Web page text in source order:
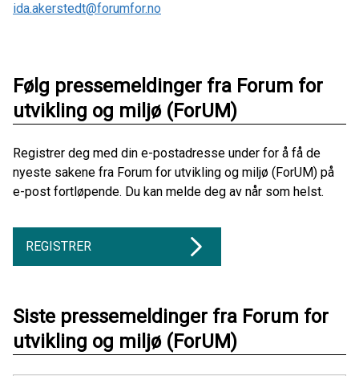
ida.akerstedt@forumfor.no
Følg pressemeldinger fra Forum for
utvikling og miljø (ForUM)
Registrer deg med din e-postadresse under for å få de
nyeste sakene fra Forum for utvikling og miljø (ForUM) på
e-post fortløpende. Du kan melde deg av når som helst.
REGISTRER
Siste pressemeldinger fra Forum for
utvikling og miljø (ForUM)